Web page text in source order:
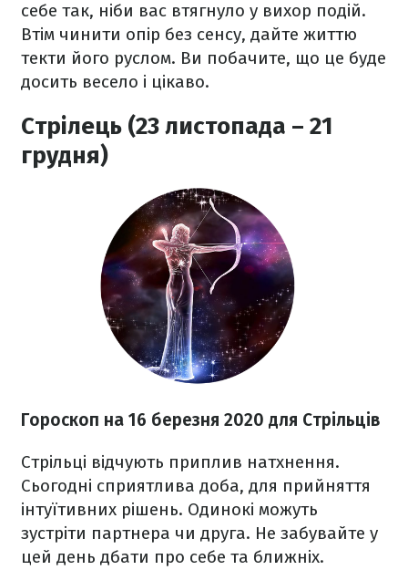
себе так, ніби вас втягнуло у вихор подій.
Втім чинити опір без сенсу, дайте життю
текти його руслом. Ви побачите, що це буде
досить весело і цікаво.
Стрілець (23 листопада – 21
грудня)
Гороскоп на 16 березня 2020 для Стрільців
Стрільці відчують приплив натхнення.
Сьогодні сприятлива доба, для прийняття
інтуїтивних рішень. Одинокі можуть
зустріти партнера чи друга. Не забувайте у
цей день дбати про себе та ближніх.